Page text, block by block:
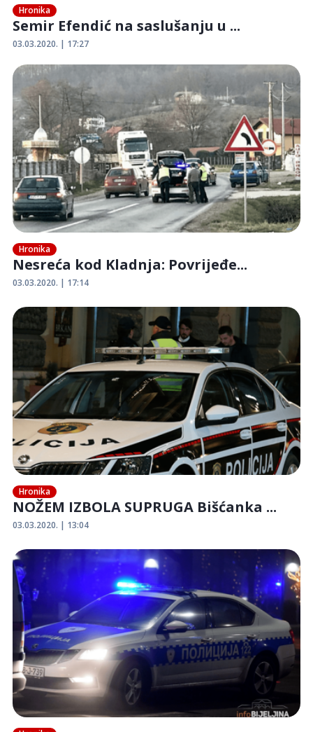
Hronika
Semir Efendić na saslušanju u ...
03.03.2020. | 17:27
Hronika
Nesreća kod Kladnja: Povrijeđe...
03.03.2020. | 17:14
Hronika
NOŽEM IZBOLA SUPRUGA Bišćanka ...
03.03.2020. | 13:04